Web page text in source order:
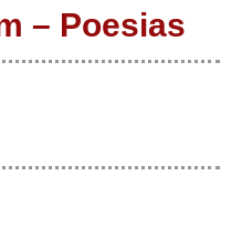
– Poesias